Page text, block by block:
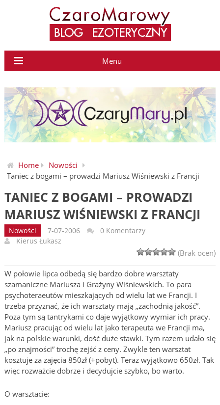
Menu
Home
Nowości
Taniec z bogami – prowadzi Mariusz Wiśniewski z Francji
TANIEC Z BOGAMI – PROWADZI
MARIUSZ WIŚNIEWSKI Z FRANCJI
Nowości 7-07-2006
0 Komentarzy
Kierus Łukasz
(Brak ocen)
W połowie lipca odbedą się bardzo dobre warsztaty
szamaniczne Mariusza i Grażyny Wiśniewskich. To para
psychoteraeutów mieszkających od wielu lat we Francji. I
trzeba przyznać, że ich warsztaty mają „zachodnią jakość”.
Poza tym są tantrykami co daje wyjątkowy wymiar ich pracy.
Mariusz pracując od wielu lat jako terapeuta we Francji ma,
jak na polskie warunki, dość duże stawki. Tym razem udało się
„po znajmości” trochę zejść z ceny. Zwykle ten warsztat
kosztuje za zajęcia 850zł (+pobyt). Teraz wyjątkowo 650zł. Tak
więc rozważcie dobrze i decydujcie szybko, bo warto.
O warsztacie: